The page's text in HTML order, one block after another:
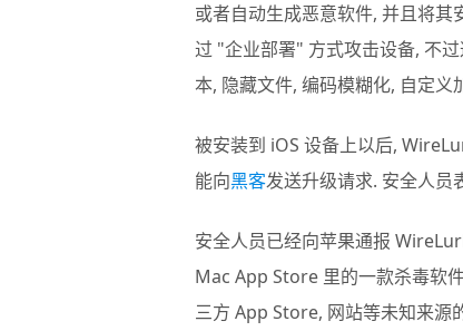
或者自动生成恶意软件, 并且将其
过 "企业部署" 方式攻击设备, 不
本, 隐藏文件, 编码模糊化, 自定
被安装到 iOS 设备上以后,
能向黑客发送升级请求. 安全人员
安全人员已经向苹果通报
Mac App Store 里的一款杀毒软
三方 App Store, 网站等未知来源